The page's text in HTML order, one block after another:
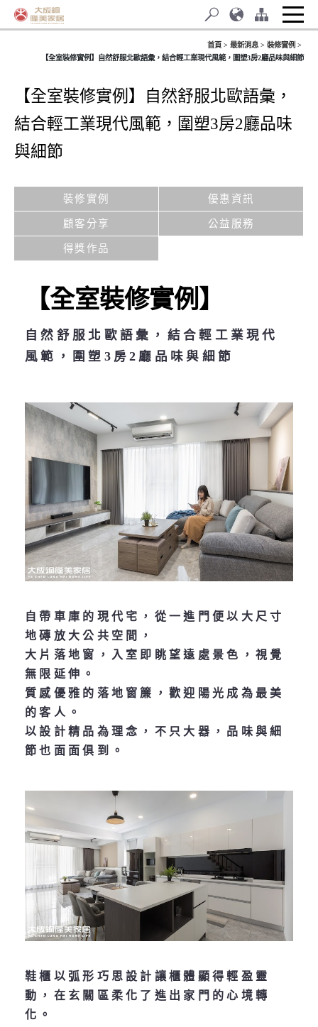
首頁 最新消息
裝修實例
【全室裝修實例】自然舒服北歐語彙，結合輕工業現代風範，圍塑3房2廳品味與細節
【全室裝修實例】自然舒服北歐語彙，
結合輕工業現代風範，圍塑3房2廳品味
與細節
裝修實例 優惠資訊
顧客分享 公益服務
得獎作品
【全室裝修實例】
自然舒服北歐語彙，結合輕工業現代
風範，圍塑3房2廳品味與細節
自帶車庫的現代宅，從一進門便以大尺寸
地磚放大公共空間，
大片落地窗，入室即眺望遠處景色，視覺
無限延伸。
質感優雅的落地窗簾，歡迎陽光成為最美
的客人。
以設計精品為理念，不只大器，品味與細
節也面面俱到。
鞋櫃以弧形巧思設計讓櫃體顯得輕盈靈
動，在玄關區柔化了進出家門的心境轉
化。